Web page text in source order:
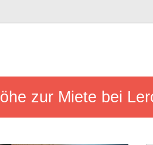
zur Miete bei